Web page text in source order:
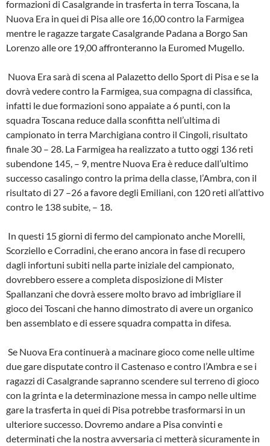
formazioni di Casalgrande in trasferta in terra Toscana, la
Nuova Era in quei di Pisa alle ore 16,00 contro la Farmigea
mentre le ragazze targate Casalgrande Padana a Borgo San
Lorenzo alle ore 19,00 affronteranno la Euromed Mugello.
Nuova Era sarà di scena al Palazetto dello Sport di Pisa e se la
dovrà vedere contro la Farmigea, sua compagna di classifica,
infatti le due formazioni sono appaiate a 6 punti, con la
squadra Toscana reduce dalla sconfitta nell’ultima di
campionato in terra Marchigiana contro il Cingoli, risultato
finale 30 – 28. La Farmigea ha realizzato a tutto oggi 136 reti
subendone 145, – 9, mentre Nuova Era è reduce dall’ultimo
successo casalingo contro la prima della classe, l’Ambra, con il
risultato di 27 –26 a favore degli Emiliani, con 120 reti all’attivo
contro le 138 subite, – 18.
In questi 15 giorni di fermo del campionato anche Morelli,
Scorziello e Corradini, che erano ancora in fase di recupero
dagli infortuni subiti nella parte iniziale del campionato,
dovrebbero essere a completa disposizione di Mister
Spallanzani che dovrà essere molto bravo ad imbrigliare il
gioco dei Toscani che hanno dimostrato di avere un organico
ben assemblato e di essere squadra compatta in difesa.
Se Nuova Era continuerà a macinare gioco come nelle ultime
due gare disputate contro il Castenaso e contro l’Ambra e se i
ragazzi di Casalgrande sapranno scendere sul terreno di gioco
con la grinta e la determinazione messa in campo nelle ultime
gare la trasferta in quei di Pisa potrebbe trasformarsi in un
ulteriore successo. Dovremo andare a Pisa convinti e
determinati che la nostra avversaria ci metterà sicuramente in